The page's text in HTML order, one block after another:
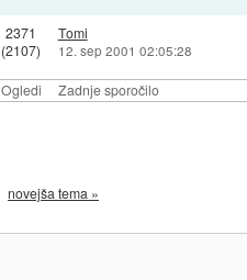
Ogledi Zadnje sporočilo
2371
(2107)
Tomi
12. sep 2001 02:05:28
novejša tema »